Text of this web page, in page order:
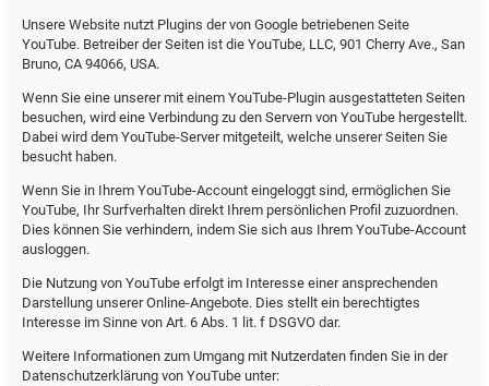
Unsere Website nutzt Plugins der von Google betriebenen Seite
YouTube. Betreiber der Seiten ist die YouTube, LLC, 901 Cherry Ave., San
Bruno, CA 94066, USA.
Wenn Sie eine unserer mit einem YouTube-Plugin ausgestatteten Seiten
besuchen, wird eine Verbindung zu den Servern von YouTube hergestellt.
Dabei wird dem YouTube-Server mitgeteilt, welche unserer Seiten Sie
besucht haben.
Wenn Sie in Ihrem YouTube-Account eingeloggt sind, ermöglichen Sie
YouTube, Ihr Surfverhalten direkt Ihrem persönlichen Profil zuzuordnen.
Dies können Sie verhindern, indem Sie sich aus Ihrem YouTube-Account
ausloggen.
Die Nutzung von YouTube erfolgt im Interesse einer ansprechenden
Darstellung unserer Online-Angebote. Dies stellt ein berechtigtes
Interesse im Sinne von Art. 6 Abs. 1 lit. f DSGVO dar.
Weitere Informationen zum Umgang mit Nutzerdaten finden Sie in der
Datenschutzerklärung von YouTube unter: